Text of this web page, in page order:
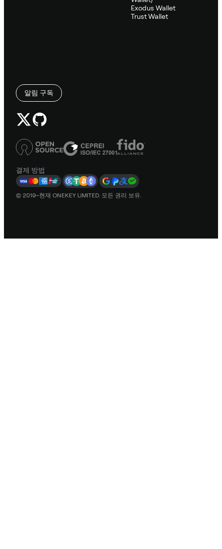
Exodus Wallet
Trust Wallet
알림 구독
결제 방법
© 2019–현재 ONEKEY LIMITED. 모든 권리 보유.